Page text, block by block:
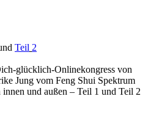
Teil 2
glücklich-Onlinekongress von
Jung vom Feng Shui Spektrum
und außen – Teil 1 und Teil 2